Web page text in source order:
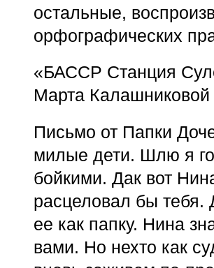
остальные,
орфографических
«БАССР Станция
Марта
Письмо от Папки
милые дети. Шлю я
бойкими. Дак вот
расцеловал бы тебя.
ее как папку. Нина
вами. Но нехто как